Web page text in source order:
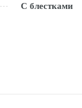
С блестками